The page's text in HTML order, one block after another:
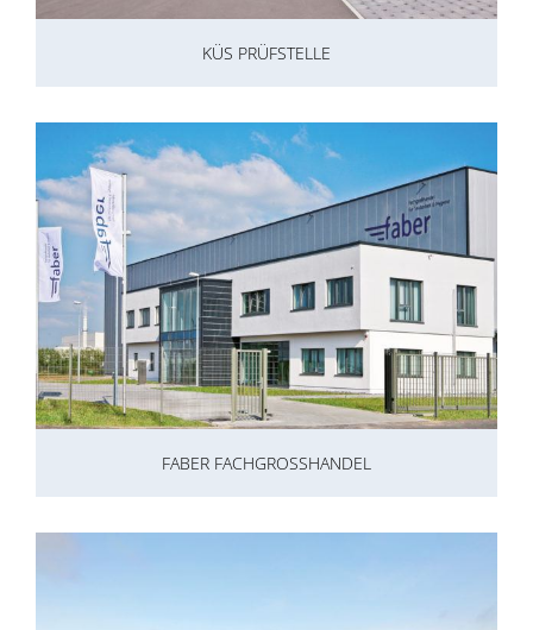
KÜS PRÜFSTELLE
FABER FACHGROSSHANDEL